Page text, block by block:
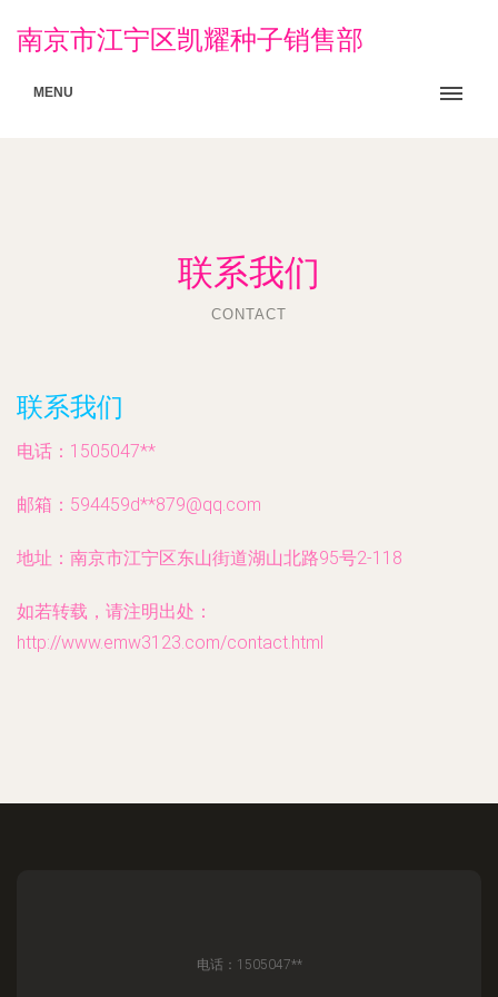
南京市江宁区凯耀种子销售部
MENU
联系我们
CONTACT
联系我们
电话：1505047**
邮箱：594459d**879@qq.com
地址：南京市江宁区东山街道湖山北路95号2-118
如若转载，请注明出处：
http://www.emw3123.com/contact.html
电话：1505047**